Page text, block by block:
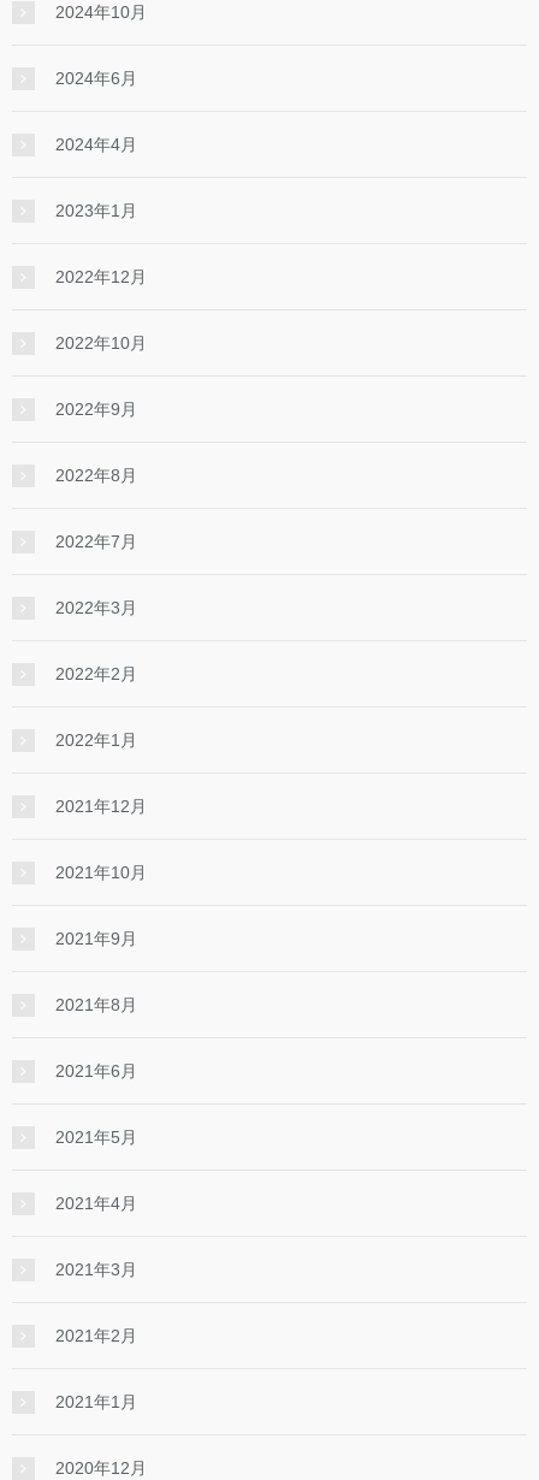
2024年10月
2024年6月
2024年4月
2023年1月
2022年12月
2022年10月
2022年9月
2022年8月
2022年7月
2022年3月
2022年2月
2022年1月
2021年12月
2021年10月
2021年9月
2021年8月
2021年6月
2021年5月
2021年4月
2021年3月
2021年2月
2021年1月
2020年12月